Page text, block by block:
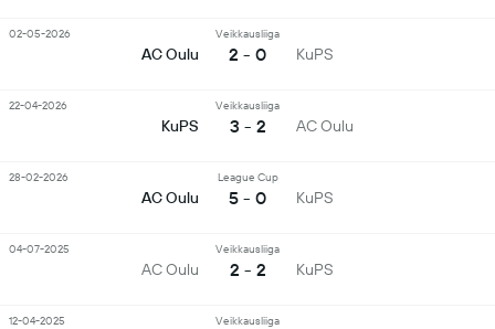
AC Oulu
Veikkausliiga
2 - 0 KuPS
02-05-2026
KuPS
Veikkausliiga
3 - 2 AC Oulu
22-04-2026
AC Oulu
League Cup
5 - 0 KuPS
28-02-2026
AC Oulu
Veikkausliiga
2 - 2 KuPS
04-07-2025
Veikkausliiga
12-04-2025